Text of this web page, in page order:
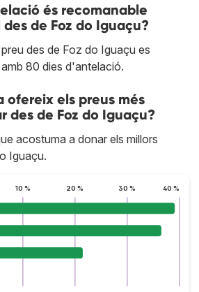
és recomanable
de Foz do Iguaçu?
des de Foz do Iguaçu es
80 dies d'antelació.
ofereix els preus més
des de Foz do Iguaçu?
acostuma a donar els millors
Iguaçu.
10 % 20 % 30 % 40 %